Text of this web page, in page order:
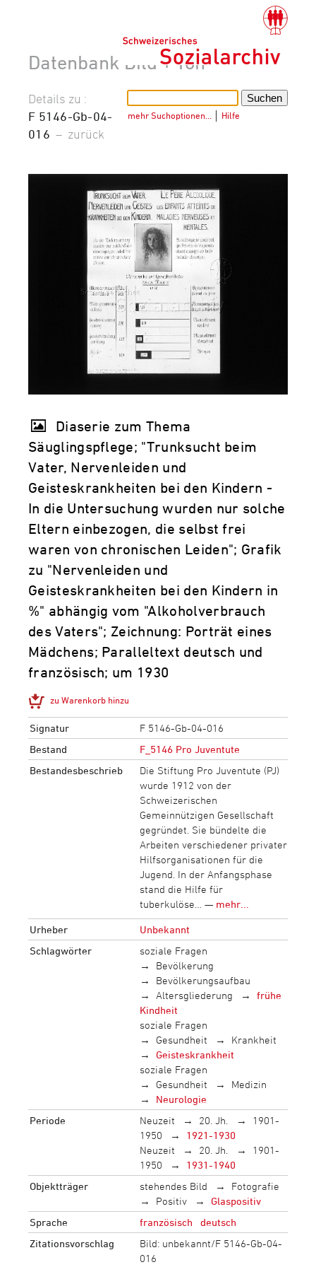
Datenbank Bild + Ton
mehr Suchoptionen… Hilfe
Details zu :
F 5146-Gb-04-
016 – zurück
Diaserie zum Thema
Säuglingspflege; "Trunksucht beim
Vater, Nervenleiden und
Geisteskrankheiten bei den Kindern -
In die Untersuchung wurden nur solche
Eltern einbezogen, die selbst frei
waren von chronischen Leiden"; Grafik
zu "Nervenleiden und
Geisteskrankheiten bei den Kindern in
%" abhängig vom "Alkoholverbrauch
des Vaters"; Zeichnung: Porträt eines
Mädchens; Paralleltext deutsch und
französisch; um 1930
zu Warenkorb hinzu
Signatur
F 5146-Gb-04-016
Bestand
F_5146 Pro Juventute
Bestandesbeschrieb
Die Stiftung Pro Juventute (PJ)
wurde 1912 von der
Schweizerischen
Gemeinnützigen Gesellschaft
gegründet. Sie bündelte die
Arbeiten verschiedener privater
Hilfsorganisationen für die
Jugend. In der Anfangsphase
stand die Hilfe für
tuberkulöse… — mehr...
Urheber
Unbekannt
Schlagwörter
soziale Fragen
Bevölkerung
Bevölkerungsaufbau
Altersgliederung
frühe
Kindheit
soziale Fragen
Gesundheit
Krankheit
Geisteskrankheit
soziale Fragen
Gesundheit
Medizin
Neurologie
Periode
Neuzeit 20. Jh.
1901-
1950
1921-1930
Neuzeit
20. Jh.
1901-
1950
1931-1940
Objektträger
stehendes Bild
Fotografie
Positiv
Glaspositiv
Sprache
französisch
deutsch
Zitationsvorschlag
Bild: unbekannt/F 5146-Gb-04-
016